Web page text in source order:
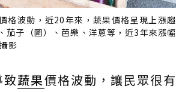
格波動，近20年來，蔬果價格呈現上漲趨
茄子（圖）、芭樂、洋蔥等，近3年來漲幅
影
致蔬果價格波動，讓民眾很有